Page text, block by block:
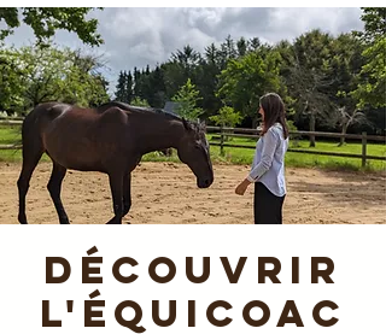
Découvrir
l'équicoac